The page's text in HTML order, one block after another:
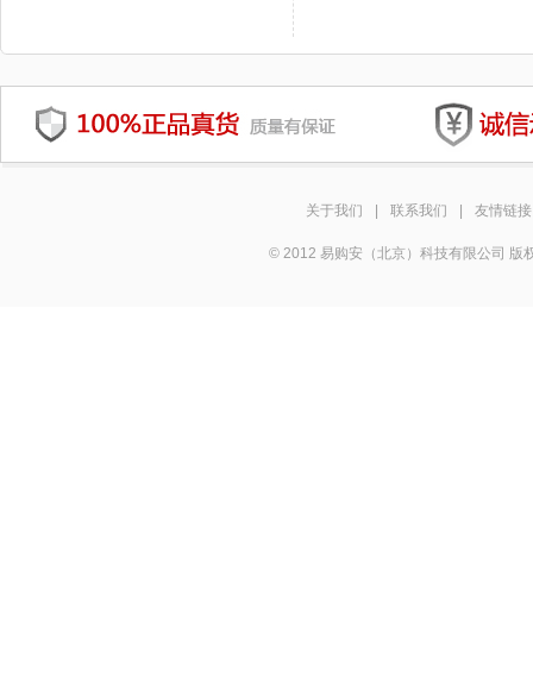
关于我们 联系我们 友情链接
© 2012 易购安（北京）科技有限公司 版